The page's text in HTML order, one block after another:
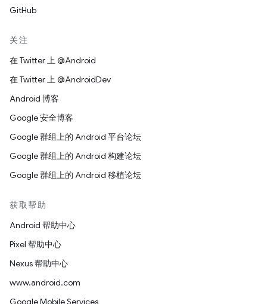
GitHub
关注
在 Twitter 上 @Android
在 Twitter 上 @AndroidDev
Android 博客
Google 安全博客
Google 群组上的 Android 平台论坛
Google 群组上的 Android 构建论坛
Google 群组上的 Android 移植论坛
获取帮助
Android 帮助中心
Pixel 帮助中心
Nexus 帮助中心
www.android.com
Google Mobile Services